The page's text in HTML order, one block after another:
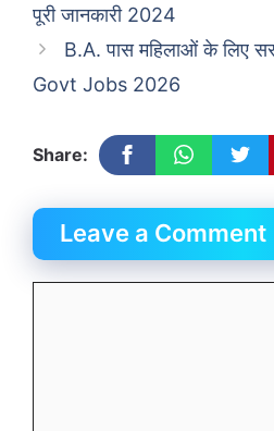
पूरी जानकारी 2024
B.A. पास महिलाओं के लिए
Govt Jobs 2026
Share:
Leave a Comment